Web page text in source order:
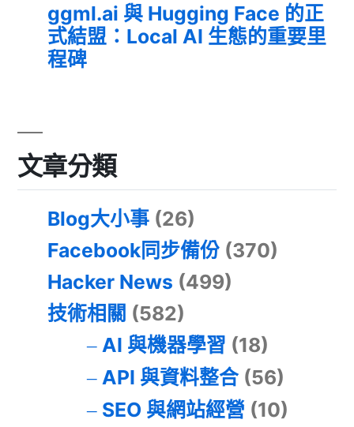
ggml.ai 與 Hugging Face 的正
式結盟：Local AI 生態的重要里
程碑
文章分類
Blog大小事 (26)
Facebook同步備份 (370)
Hacker News (499)
技術相關 (582)
AI 與機器學習 (18)
API 與資料整合(56)
SEO 與網站經營 (10)